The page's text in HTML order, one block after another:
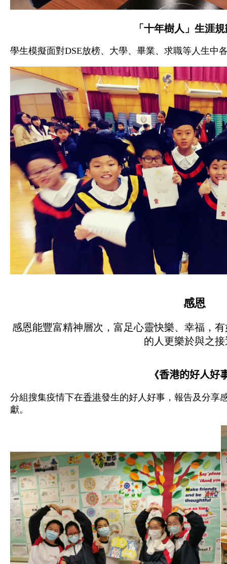
「十年樹人」生涯
學生模擬面對DSE放榜、大學、畢業、求職等人生中
感恩
感恩能豐富精神層次，富足心靈快樂、幸福，
的人更樂於與之
《香港的好人好
分組搜集疫情下在香港發生的好人好事，報告及分享
獻。